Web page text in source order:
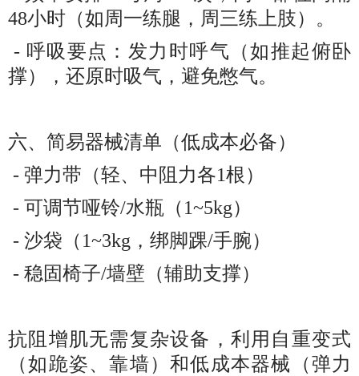
48小时（如周一练腿，周三练上肢）。
- 呼吸要点：发力时呼气（如推起俯卧
撑），还原时吸气，避免憋气。
六、简易器械清单（低成本必备）
- 弹力带（轻、中阻力各1根）
- 可调节哑铃/水瓶（1~5kg）
- 沙袋（1~3kg，绑脚踝/手腕）
- 稳固椅子/墙壁（辅助支撑）
抗阻增肌无需复杂设备，利用自重变式
（如跪姿、靠墙）和低成本器械（弹力